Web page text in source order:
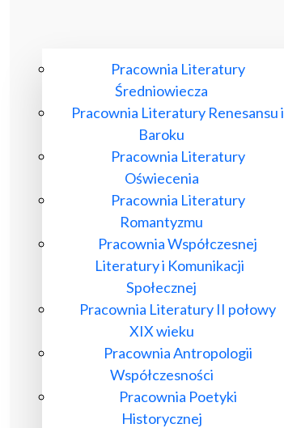
Pracownia Literatury
Średniowiecza
Pracownia Literatury Renesansu i
Baroku
Pracownia Literatury
Oświecenia
Pracownia Literatury
Romantyzmu
Pracownia Współczesnej
Literatury i Komunikacji
Społecznej
Pracownia Literatury II połowy
XIX wieku
Pracownia Antropologii
Współczesności
Pracownia Poetyki
Historycznej